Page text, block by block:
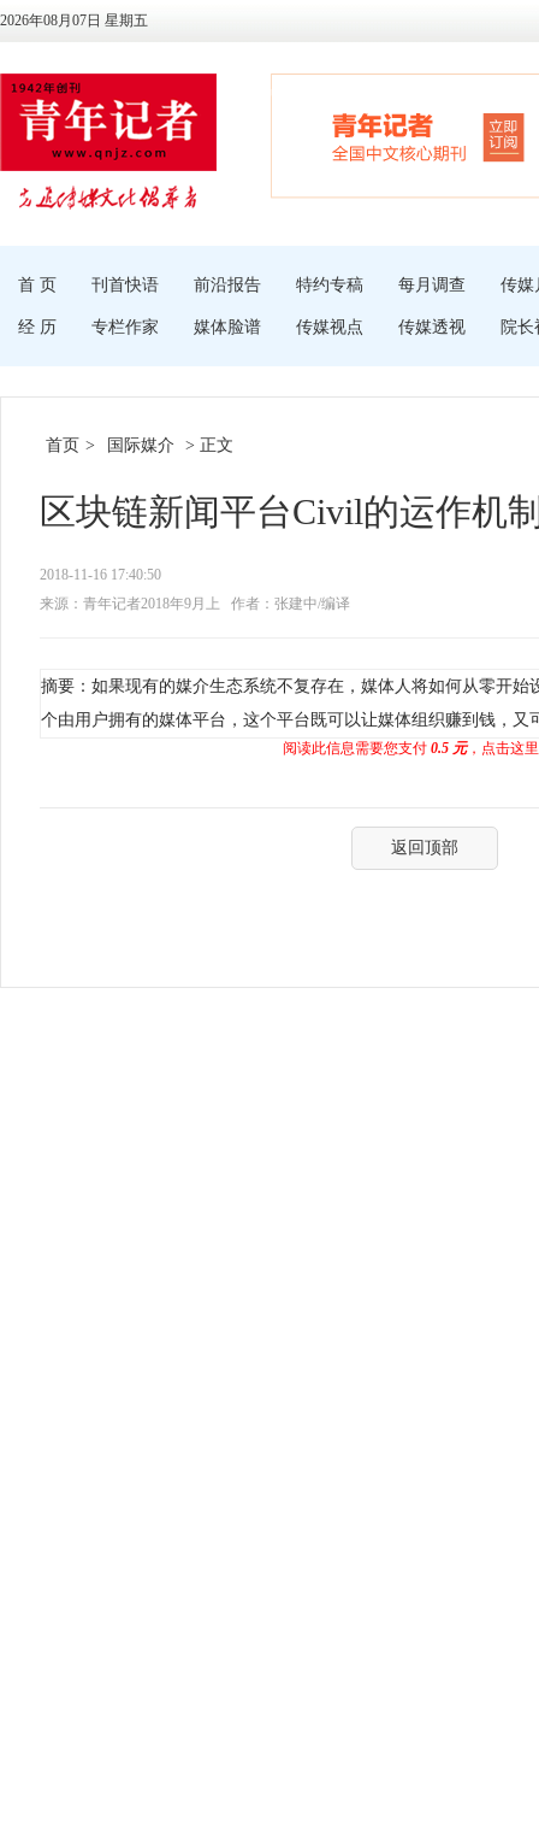
2026年08月07日 星期五
首 页 刊首快语 前沿报告 特约专稿 每月调查 传媒
经 历 专栏作家 媒体脸谱 传媒视点 传媒透视 院长
首页 > 国际媒介 > 正文
区块链新闻平台Civil的运作机
2018-11-16 17:40:50
来源：青年记者2018年9月上
作者：张建中/编译
摘要：如果现有的媒介生态系统不复存在，媒体人将如何从零开始
个由用户拥有的媒体平台，这个平台既可以让媒体组织赚到钱，又
阅读此信息需要您支付 0.5 元，点击这
返回顶部